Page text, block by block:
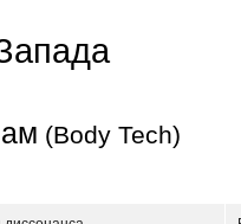
(Body Tech)